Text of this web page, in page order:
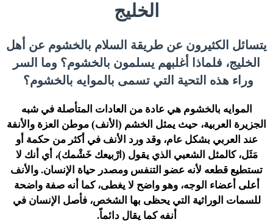
الخليج
يتسائل الكثيرون عن طريقة السلام بالخشوم عن أهل
الخليج، فلماذا أغلبهم يسلمون بالخشوم؟ وما السر
وراء هذه التحية التي تسمى بالموايه بالخشوم؟
الموايه بالخشوم هي عادة من العادات المتأصلة في شبه
الجزيرة العربية، حيث يمثل الخشم (الأنف) موطن العزة والأنفة
عند العربي بشكل عام، وقد ورد الأنف في أكثر من حكمة أو
مَثَل، كالمثل الشعبي الذي يقول (ارْبيعك خَشْمك)، أي أنك لا
تستطيع قطعه لأنه عضو التنفس ومصدر حياة الإنسان. والأنف
أعلى أعضاء الوجه، وهو واضح لا يغطى، كما أنه صفة واضحة
للسمات الوراثية التي يحظى بها الشخص، فأصل الإنسان في
أنفه كما يقال دائماً.